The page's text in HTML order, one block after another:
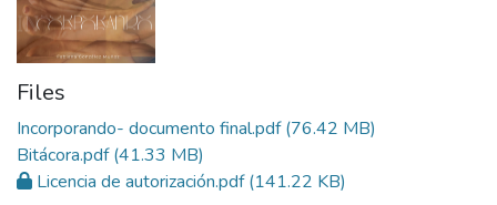
Files
Incorporando- documento final.pdf(76.42 MB)
Bitácora.pdf(41.33 MB)
Licencia de autorización.pdf(141.22 KB)